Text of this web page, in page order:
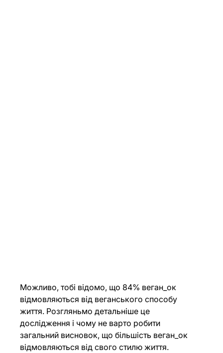
Можливо, тобі відомо, що 84% веган_ок
відмовляються від веганського способу
життя. Розгляньмо детальніше це
дослідження і чому не варто робити
загальний висновок, що більшість веган_ок
відмовляються від свого стилю життя.